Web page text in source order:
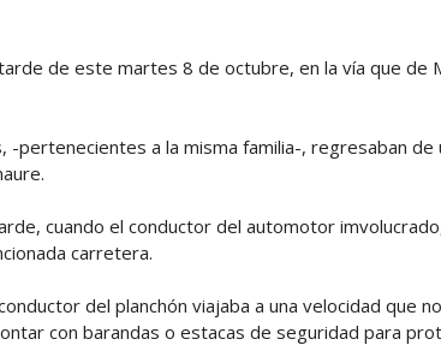
de este martes 8 de octubre, en la vía que de
-pertenecientes a la misma familia-, regresaban de
cuando el conductor del automotor
carretera.
del planchón viajaba a una velocidad que
con barandas o estacas de seguridad para